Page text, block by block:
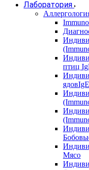
Лаборатория
птиц
Мясо